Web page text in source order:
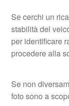
Se cerchi un
stabilità del
per identificare
procedere alla
Se non
foto sono a